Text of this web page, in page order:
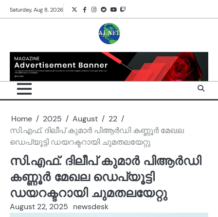
to
Saturday, Aug 8, 2026 Twitter
Facebook
Instagram
RedditYouTube
Home 2025 August
22
സി.എഫ്. ദിലീപ് കുമാർ പിആർഡി കണ്ണൂർ മേഖല
ഡെപ്യൂട്ടി ഡയറക്ടറായി ചുമതലയേറ്റു
സി.എഫ്. ദിലീപ് കുമാർ പിആർഡി
കണ്ണൂർ മേഖല ഡെപ്യൂട്ടി
ഡയറക്ടറായി ചുമതലയേറ്റു
August 22, 2025 newsdesk